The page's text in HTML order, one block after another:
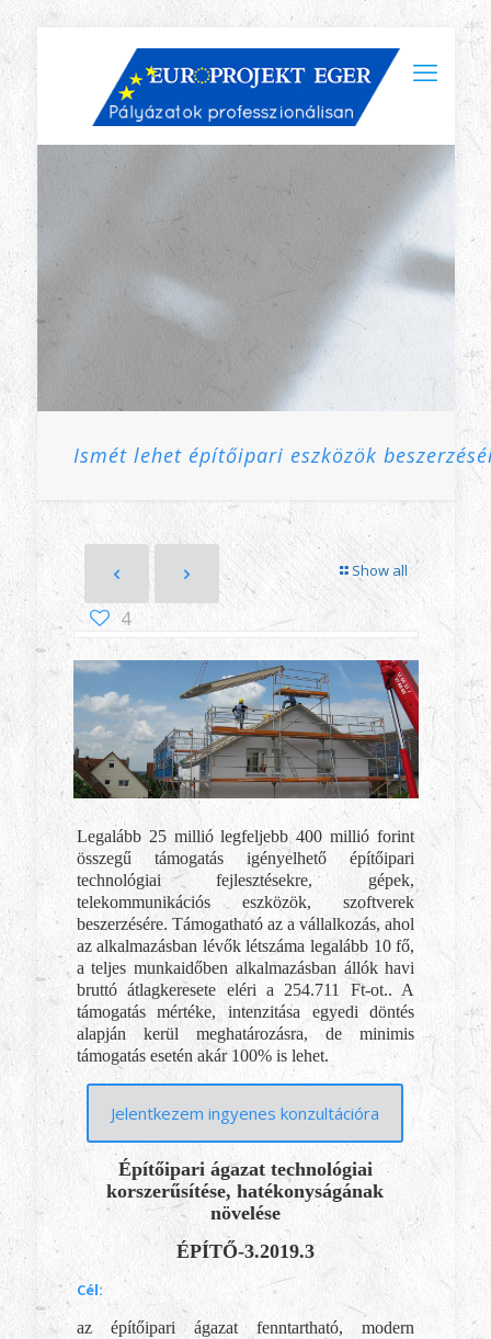
Ismét lehet építőipari eszközök
Show all
4
Legalább 25 millió legfeljebb 400 millió forint
összegű támogatás igényelhető építőipari
technológiai fejlesztésekre, gépek,
telekommunikációs eszközök, szoftverek
beszerzésére. Támogatható az a vállalkozás, ahol
az alkalmazásban lévők létszáma legalább 10 fő,
a teljes munkaidőben alkalmazásban állók havi
bruttó átlagkeresete eléri a 254.711 Ft-ot.. A
támogatás mértéke, intenzitása egyedi döntés
alapján kerül meghatározásra, de minimis
támogatás esetén akár 100% is lehet.
Jelentkezem ingyenes konzultációra
Építőipari ágazat technológiai
korszerűsítése, hatékonyságának
növelése
ÉPÍTŐ-3.2019.3
Cél:
az építőipari ágazat fenntartható, modern